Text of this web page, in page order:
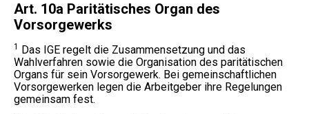
Art. 10a Paritätisches Organ des
Vorsorgewerks
1 Das IGE regelt die Zusammensetzung und das
Wahlverfahren sowie die Organisation des paritätischen
Organs für sein Vorsorgewerk. Bei gemeinschaftlichen
Vorsorgewerken legen die Arbeitgeber ihre Regelungen
gemeinsam fest.